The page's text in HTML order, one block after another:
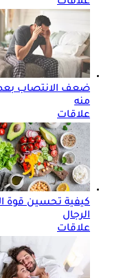
ضعف الانتصاب بعد
منه
علاقات
الرجال
علاقات